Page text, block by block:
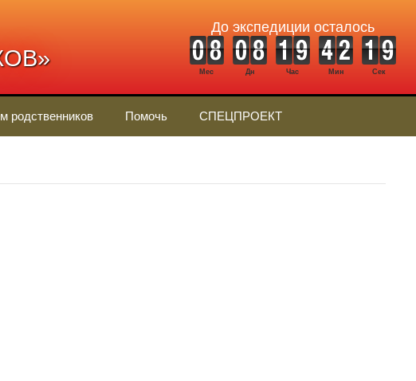
До экспедиции осталось
Мес Дн Час Мин Сек
родственников Помочь СПЕЦПРОЕКТ